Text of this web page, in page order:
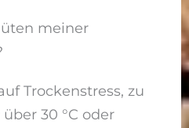
meiner
Trockenstress, zu
30 °C oder